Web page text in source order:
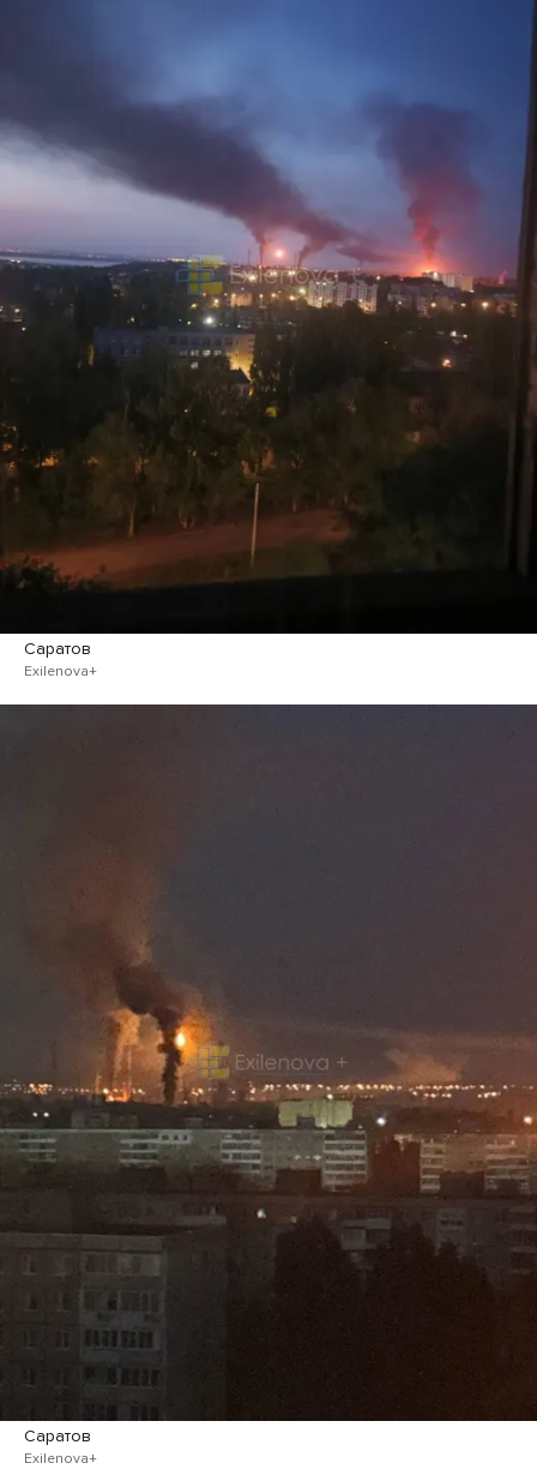
Саратов
Exilenova+
Саратов
Exilenova+